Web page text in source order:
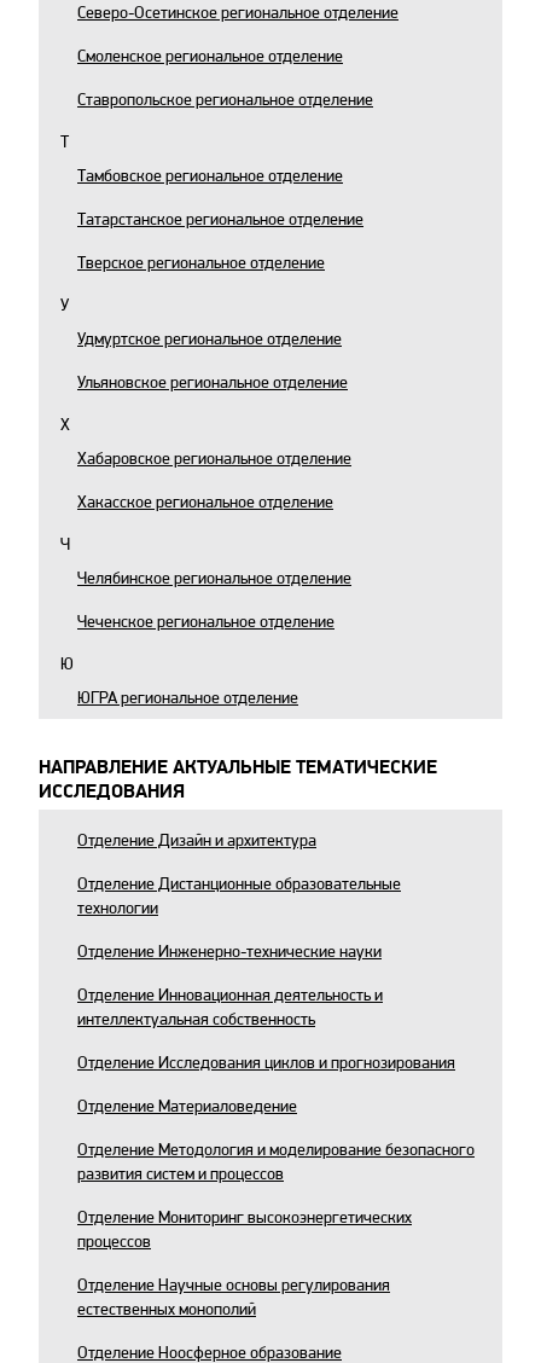
Северо-Осетинское региональное отделение
Смоленское региональное отделение
Ставропольское региональное отделение
Т
Тамбовское региональное отделение
Татарстанское региональное отделение
Тверское региональное отделение
У
Удмуртское региональное отделение
Ульяновское региональное отделение
Х
Хабаровское региональное отделение
Хакасское региональное отделение
Ч
Челябинское региональное отделение
Чеченское региональное отделение
Ю
ЮГРА региональное отделение
НАПРАВЛЕНИЕ АКТУАЛЬНЫЕ ТЕМАТИЧЕСКИЕ
ИССЛЕДОВАНИЯ
Отделение Дизайн и архитектура
Отделение Дистанционные образовательные
технологии
Отделение Инженерно-технические науки
Отделение Инновационная деятельность и
интеллектуальная собственность
Отделение Исследования циклов и прогнозирования
Отделение Материаловедение
Отделение Методология и моделирование безопасного
развития систем и процессов
Отделение Мониторинг высокоэнергетических
процессов
Отделение Научные основы регулирования
естественных монополий
Отделение Ноосферное образование